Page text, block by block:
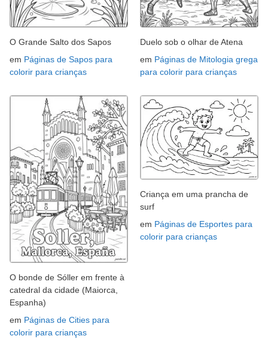
O Grande Salto dos Sapos
em Páginas de Sapos para
colorir para crianças
Duelo sob o olhar de Atena
em Páginas de Mitologia grega
para colorir para crianças
O bonde de Sóller em frente à
catedral da cidade (Maiorca,
Espanha)
em Páginas de Cities para
colorir para crianças
Criança em uma prancha de
surf
em Páginas de Esportes para
colorir para crianças